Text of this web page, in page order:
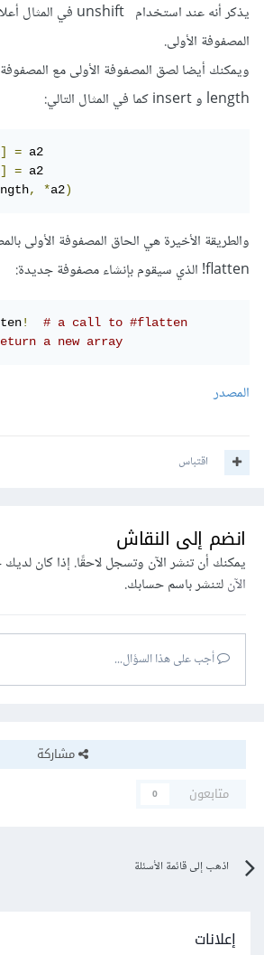
المصفوفة الأولى.
ويمكنك أيضا لصق المصفوفة الأولى مع المصفوفة
length و insert كما في المثال التالي:
] = a2
] = a2
, *a2)
والطريقة الأخيرة هي الحاق المصفوفة الأولى
flatten! الذي سيقوم بإنشاء مصفوفة جديدة:
!
# a call to #flatten
a new array
المصدر
اقتباس
انضم إلى النقاش
يمكنك أن تنشر الآن وتسجل لاحقًا. إذا كان
الآنلتنشر باسم حسابك.
أجب على هذا السؤال...
مشاركة
متابعون
0
اذهب إلى قائمة الأسئلة
إعلانات